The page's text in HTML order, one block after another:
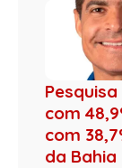
com
com
da Bahia